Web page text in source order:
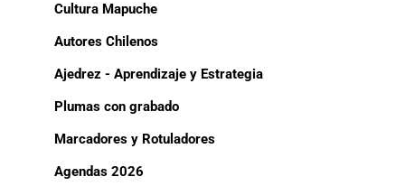
Cultura Mapuche
Autores Chilenos
Ajedrez - Aprendizaje y Estrategia
Plumas con grabado
Marcadores y Rotuladores
Agendas 2026